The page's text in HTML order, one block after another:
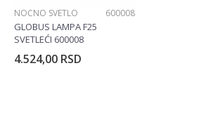
NOĆNO SVETLO 600008
GLOBUS LAMPA F25
SVETLEĆI 600008
4.524,00 RSD